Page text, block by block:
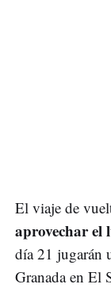
El viaje de
aprovechar el
día 21 jugarán
Granada en El